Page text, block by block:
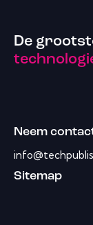
De
Neem
Sitemap